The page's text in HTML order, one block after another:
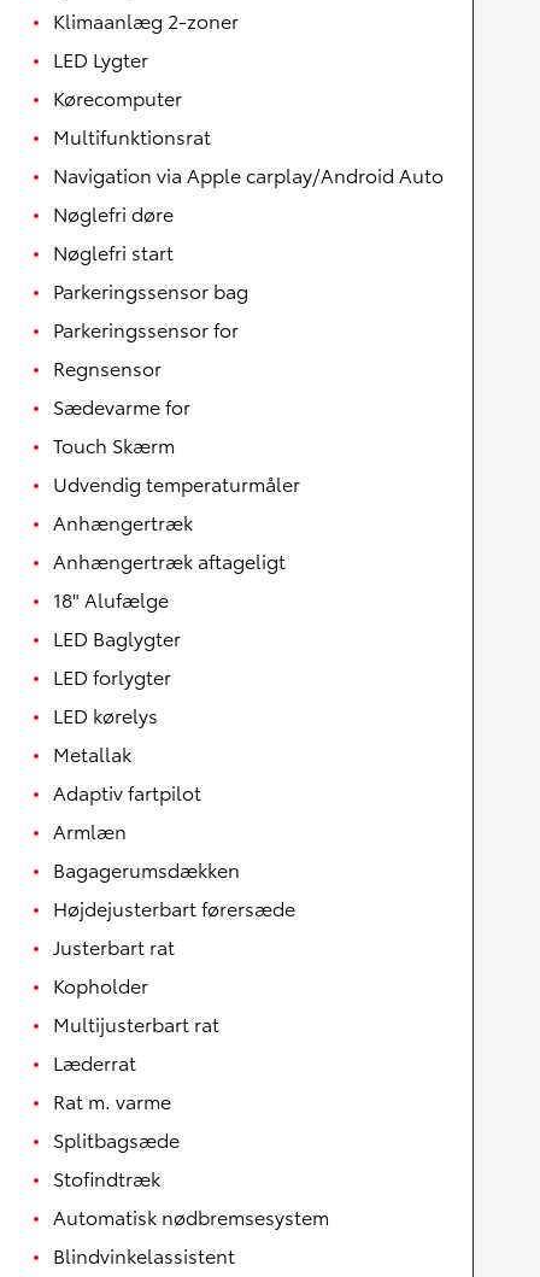
Klimaanlæg 2-zoner
LED Lygter
Kørecomputer
Multifunktionsrat
Navigation via Apple carplay/Android Auto
Nøglefri døre
Nøglefri start
Parkeringssensor bag
Parkeringssensor for
Regnsensor
Sædevarme for
Touch Skærm
Udvendig temperaturmåler
Anhængertræk
Anhængertræk aftageligt
18" Alufælge
LED Baglygter
LED forlygter
LED kørelys
Metallak
Adaptiv fartpilot
Armlæn
Bagagerumsdækken
Højdejusterbart førersæde
Justerbart rat
Kopholder
Multijusterbart rat
Læderrat
Rat m. varme
Splitbagsæde
Stofindtræk
Automatisk nødbremsesystem
Blindvinkelassistent